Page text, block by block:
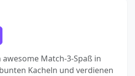
awesome Match-3-Spaß in
Kacheln und verdienen